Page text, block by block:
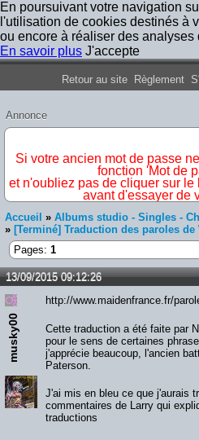
En poursuivant votre navigation
l'utilisation de cookies destinés à
ou encore à réaliser des analyses
En savoir plus J'accepte
Forum Iron
Retour au site Règlement
Annonce
Si votre ancien mot de passe
fonction 'Mot de
et n'oubliez pas de cliquer sur
avant d'essayer de
Accueil » Albums studio - Singles -
» [Terminé] Traduction des paroles de
Pages: 1
13/09/2015 09:12:26
musky00
http://www.maidenfrance.fr/
Cette traduction a été faite par
pour le sens de certaines
j'apprécie beaucoup, l'ancien
Paterson.
J'ai mis en bleu ce que j'aurais
commentaires de Larry qui
traductions